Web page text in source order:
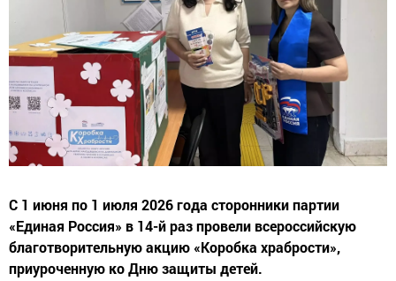
С 1 июня по 1 июля 2026 года сторонники партии
«Единая Россия» в 14-й раз провели всероссийскую
благотворительную акцию «Коробка храбрости»,
приуроченную ко Дню защиты детей.